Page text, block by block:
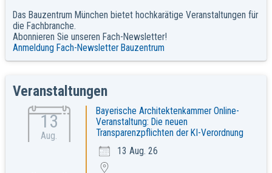
Das Bauzentrum München bietet hochkarätige Veranstaltungen für
die Fachbranche.
Abonnieren Sie unseren Fach-Newsletter!
Anmeldung Fach-Newsletter Bauzentrum
Veranstaltungen
13
Aug.
Bayerische Architektenkammer Online-
Veranstaltung: Die neuen
Transparenzpflichten der KI-Verordnung
13 Aug. 26